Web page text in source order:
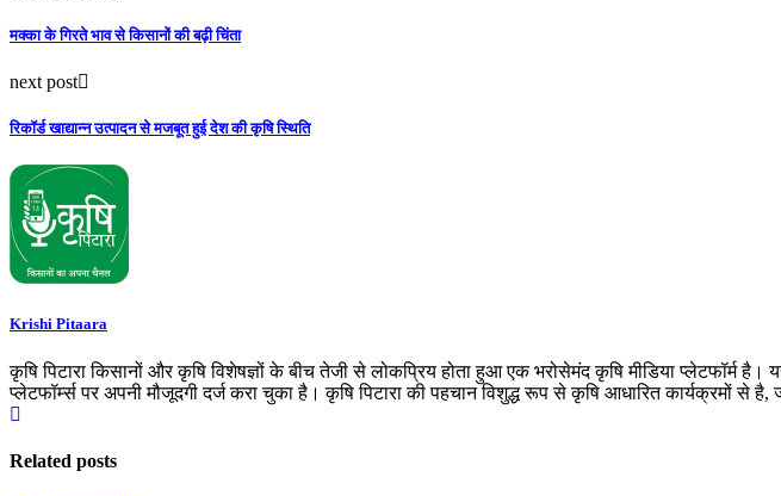
मक्का के गिरते भाव से किसानों की बढ़ी चिंता
next post
रिकॉर्ड खाद्यान्न उत्पादन से मजबूत हुई देश की कृषि स्थिति
Krishi Pitaara
कृषि पिटारा किसानों और कृषि विशेषज्ञों के बीच तेजी से लोकप्रिय होता हुआ एक भरोसेमंद कृषि मीडिया
प्लेटफॉर्म्स पर अपनी मौजूदगी दर्ज करा चुका है। कृषि पिटारा की पहचान विशुद्ध रूप से कृषि आधारित कार्यक्रमों से
Related posts